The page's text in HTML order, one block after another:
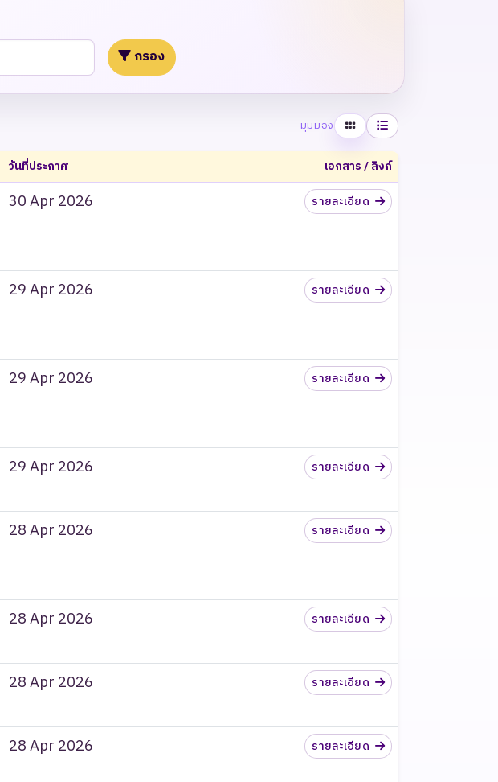
กรอง
มุมมอง ตารางรายการ
วันที่ประกาศ เอกสาร / ลิงก์
30 Apr 2026 รายละเอียด
29 Apr 2026 รายละเอียด
29 Apr 2026 รายละเอียด
29 Apr 2026 รายละเอียด
28 Apr 2026 รายละเอียด
28 Apr 2026 รายละเอียด
28 Apr 2026 รายละเอียด
28 Apr 2026 รายละเอียด